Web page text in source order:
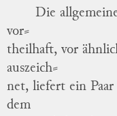
Die
vor⸗
theilhaft, vor
auszeich⸗
net, liefert ein Paar
dem